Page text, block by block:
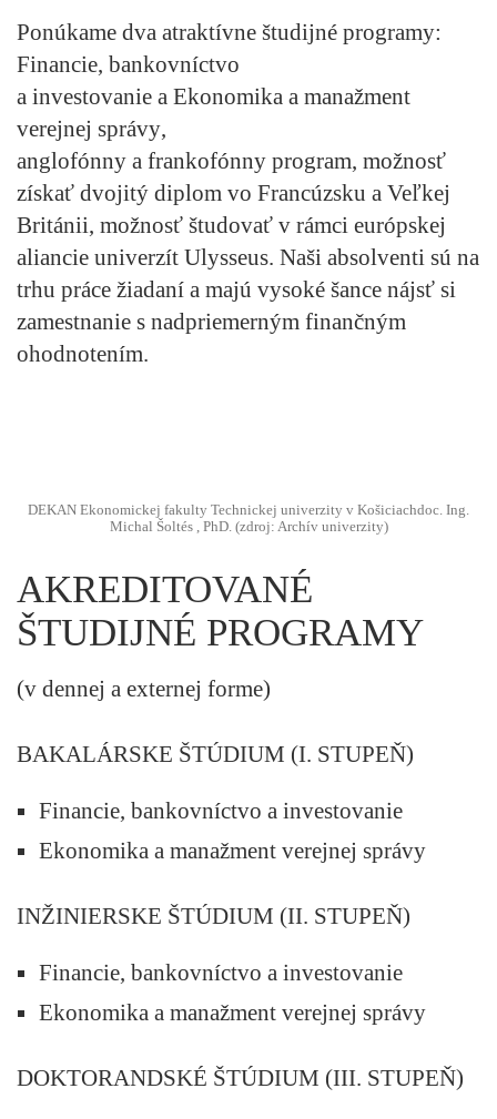
Ponúkame dva atraktívne študijné programy:
Financie, bankovníctvo
a investovanie a Ekonomika a manažment
verejnej správy,
anglofónny a frankofónny program, možnosť
získať dvojitý diplom vo Francúzsku a Veľkej
Británii, možnosť študovať v rámci európskej
aliancie univerzít Ulysseus. Naši absolventi sú na
trhu práce žiadaní a majú vysoké šance nájsť si
zamestnanie s nadpriemerným finančným
ohodnotením.
DEKAN Ekonomickej fakulty Technickej univerzity v Košiciachdoc. Ing.
Michal Šoltés , PhD. (zdroj: Archív univerzity)
AKREDITOVANÉ
ŠTUDIJNÉ PROGRAMY
(v dennej a externej forme)
BAKALÁRSKE ŠTÚDIUM (I. STUPEŇ)
Financie, bankovníctvo a investovanie
Ekonomika a manažment verejnej správy
INŽINIERSKE ŠTÚDIUM (II. STUPEŇ)
Financie, bankovníctvo a investovanie
Ekonomika a manažment verejnej správy
DOKTORANDSKÉ ŠTÚDIUM (III. STUPEŇ)